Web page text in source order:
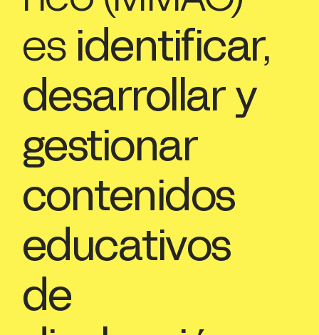
es identificar,
desarrollar y
gestionar
contenidos
educativos
de